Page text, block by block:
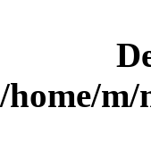
/home/m/